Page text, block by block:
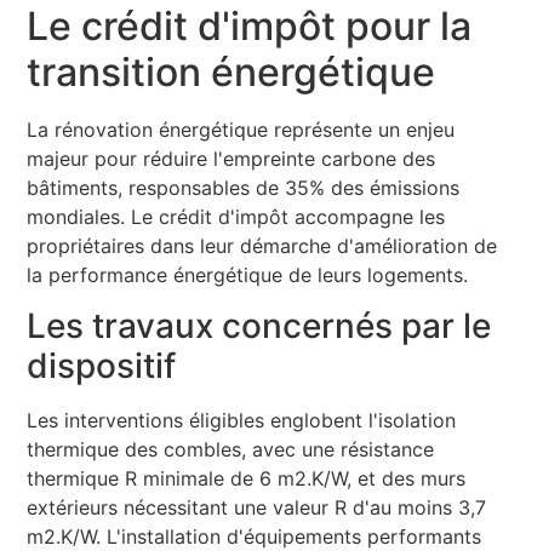
Le crédit d'impôt pour la
transition énergétique
La rénovation énergétique représente un enjeu
majeur pour réduire l'empreinte carbone des
bâtiments, responsables de 35% des émissions
mondiales. Le crédit d'impôt accompagne les
propriétaires dans leur démarche d'amélioration de
la performance énergétique de leurs logements.
Les travaux concernés par le
dispositif
Les interventions éligibles englobent l'isolation
thermique des combles, avec une résistance
thermique R minimale de 6 m2.K/W, et des murs
extérieurs nécessitant une valeur R d'au moins 3,7
m2.K/W. L'installation d'équipements performants